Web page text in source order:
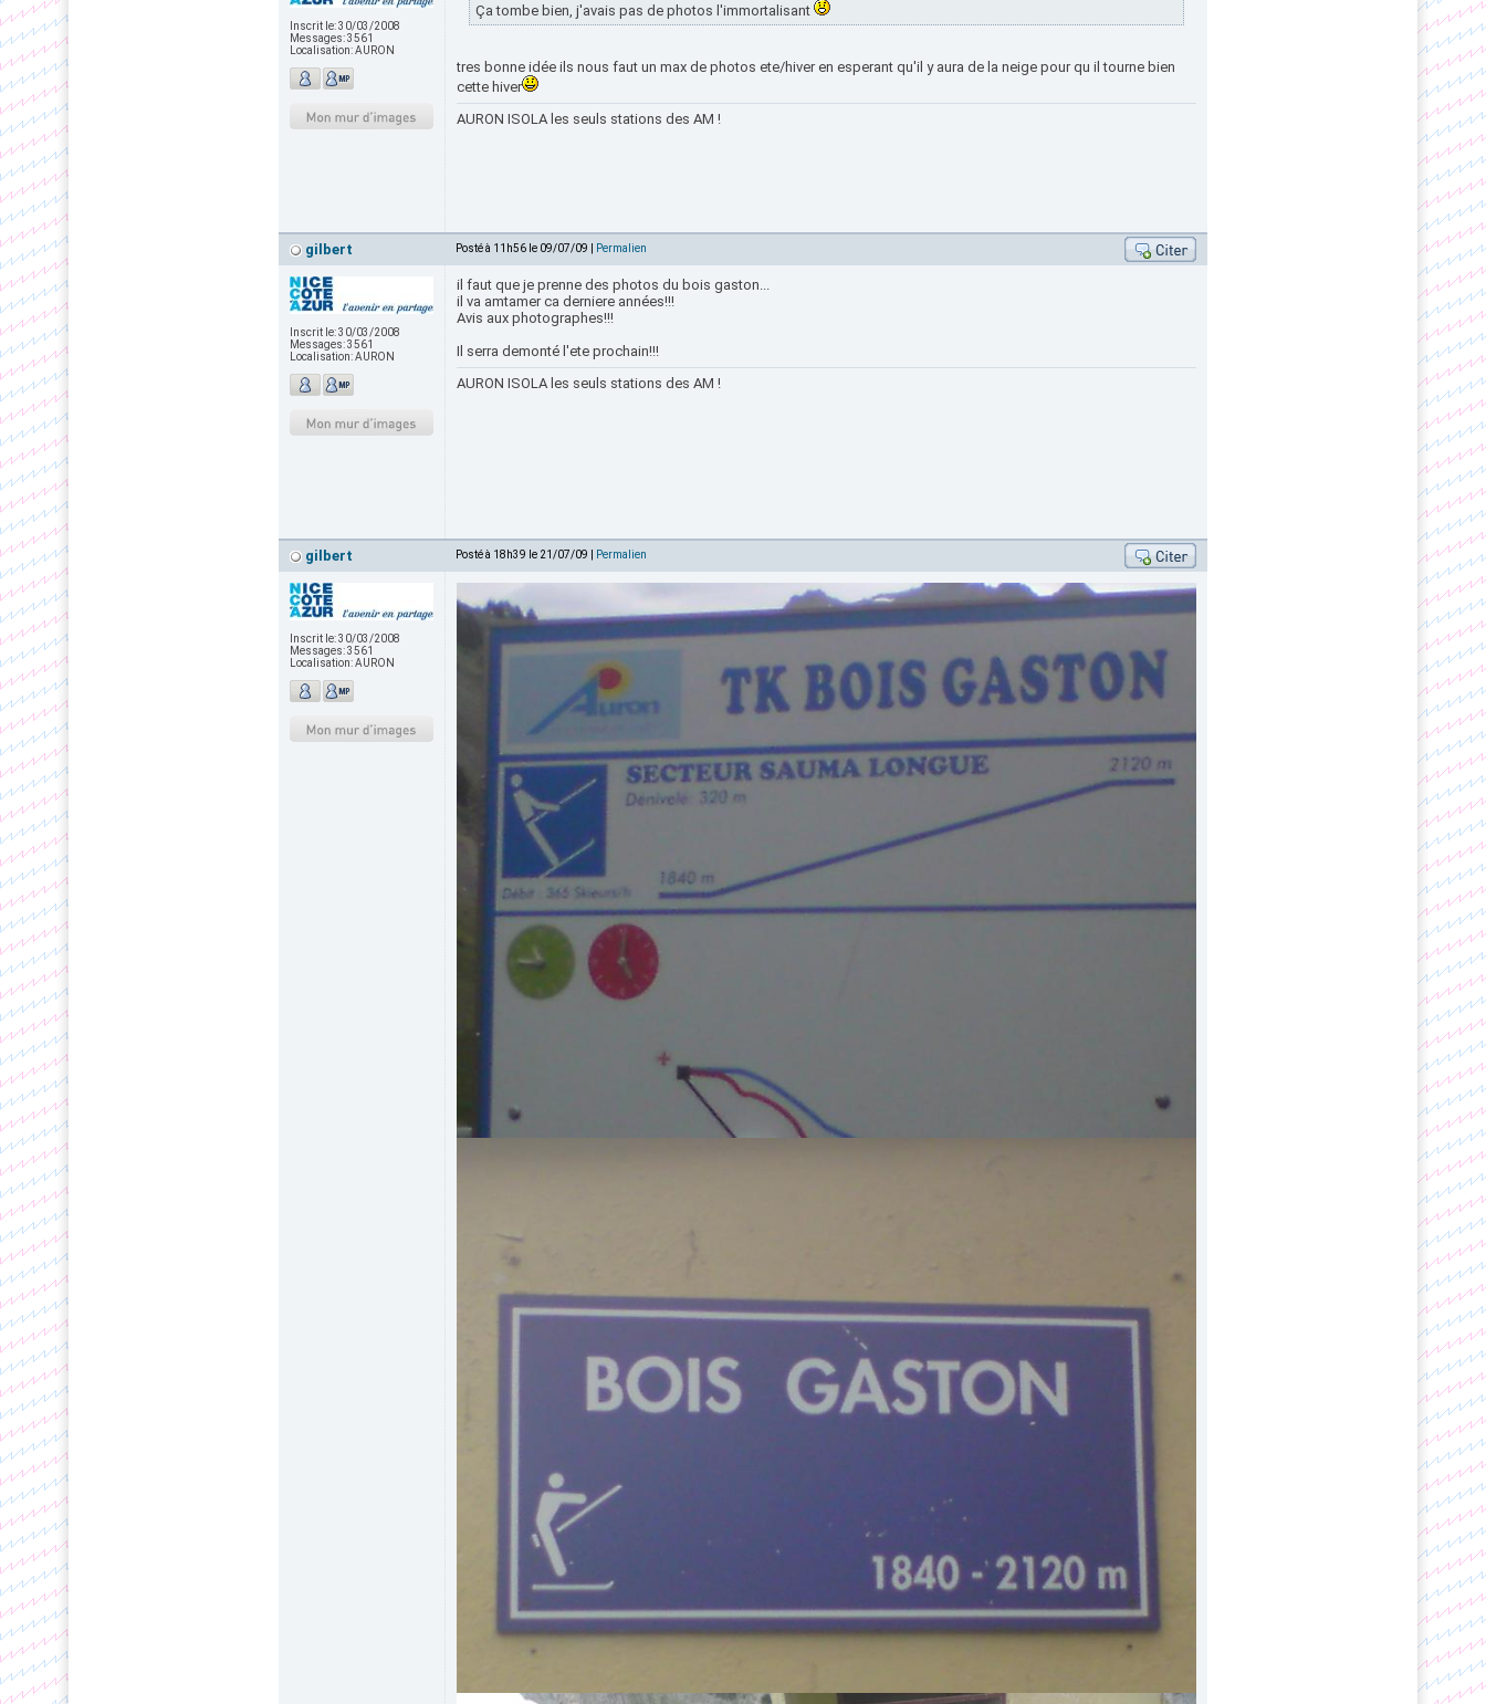
Inscrit le:30/03/2008
Messages:3561
Localisation:AURON
Ça tombe bien, j'avais pas de photos l'immortalisant
tres bonne idée ils nous faut un max de photos ete/hiver en esperant qu'il y aura de la neige pour qu il tourne bien
cette hiver
AURON ISOLA les seuls stations des AM !
gilbert Posté à 11h56 le 09/07/09 | Permalien
Inscrit le:30/03/2008
Messages:3561
Localisation:AURON
il faut que je prenne des photos du bois gaston...
il va amtamer ca derniere années!!!
Avis aux photographes!!!
Il serra demonté l'ete prochain!!!
AURON ISOLA les seuls stations des AM !
gilbert Posté à 18h39 le 21/07/09 | Permalien
Inscrit le:30/03/2008
Messages:3561
Localisation:AURON